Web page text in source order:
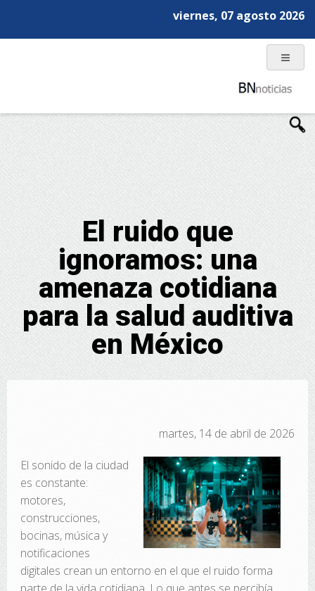
viernes, 07 agosto 2026
El ruido que
ignoramos: una
amenaza cotidiana
para la salud auditiva
en México
martes, 14 de abril de 2026
El sonido de la ciudad
es constante:
motores,
construcciones,
bocinas, música y
notificaciones
digitales crean un entorno en el que el ruido forma